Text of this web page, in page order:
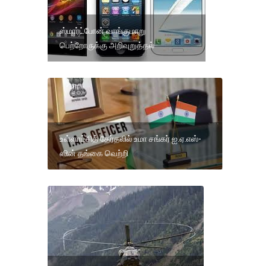
ஸ்மார்ட்போன் வாங்குமாறு
பெற்றோருக்கு அறிவுறுத்தல்
உள்ளாட்சித் தேர்தலில் உமா சங்கர் ஐ.ஏ.எஸ்-
ஸின் தங்கை வெற்றி